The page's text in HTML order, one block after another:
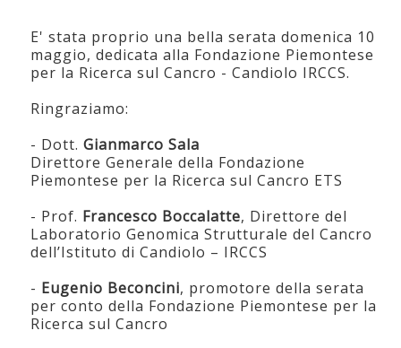
E' stata proprio una bella serata domenica 10
maggio, dedicata alla Fondazione Piemontese
per la Ricerca sul Cancro - Candiolo IRCCS.
Ringraziamo:
- Dott.Gianmarco Sala
Direttore Generale della Fondazione
Piemontese per la Ricerca sul Cancro ETS
- Prof. Francesco Boccalatte, Direttore del
Laboratorio Genomica Strutturale del Cancro
dell’Istituto di Candiolo – IRCCS
- Eugenio Beconcini, promotore della serata
per conto della Fondazione Piemontese per la
Ricerca sul Cancro